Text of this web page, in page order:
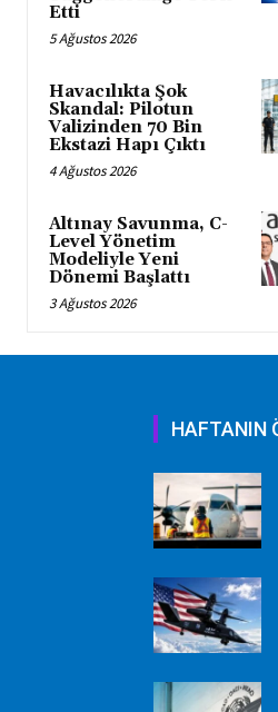
Etti
5 Ağustos 2026
Havacılıkta Şok
Skandal: Pilotun
Valizinden 70 Bin
Ekstazi Hapı Çıktı
4 Ağustos 2026
Altınay Savunma, C-
Level Yönetim
Modeliyle Yeni
Dönemi Başlattı
3 Ağustos 2026
HAFTANIN